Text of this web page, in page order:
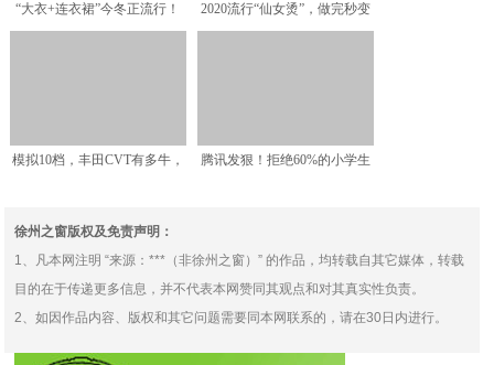
“大衣+连衣裙”今冬正流行！
2020流行“仙女烫”，做完秒变
模拟10档，丰田CVT有多牛，
腾讯发狠！拒绝60%的小学生
徐州之窗版权及免责声明：
1、凡本网注明 “来源：***（非徐州之窗）” 的作品，均转载自其它媒体，转载
目的在于传递更多信息，并不代表本网赞同其观点和对其真实性负责。
2、如因作品内容、版权和其它问题需要同本网联系的，请在30日内进行。